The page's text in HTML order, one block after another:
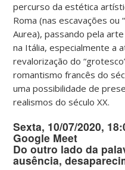
percurso da estética
Roma (nas escavações ou
Aurea), passando pela
na Itália, especialmente a
revalorização do
romantismo francês do
uma possibilidade de
realismos do século XX.
Sexta, 10/07/2020,
Google Meet
Do outro lado da
ausência,